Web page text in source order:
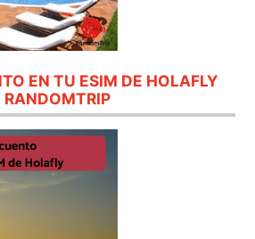
EN TU ESIM DE HOLAFLY
RANDOMTRIP